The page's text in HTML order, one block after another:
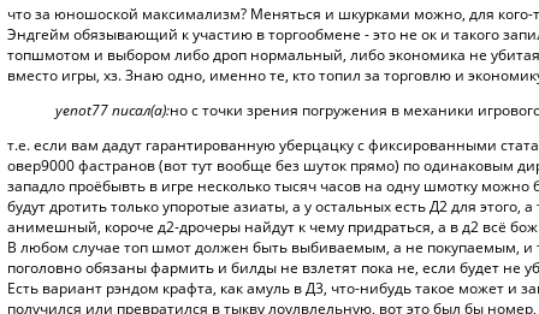
что за юношоской максимализм? Меняться и шкурками можно, для кого-
Эндгейм обязывающий к участию в торгообмене - это не ок и такого
топшмотом и выбором либо дроп нормальный, либо экономика не
вместо игры, хз. Знаю одно, именно те, кто топил за торговлю и
yenot77 писал(а):но с точки зрения погружения в механики
т.е. если вам дадут гарантированную уберцацку с фиксированными
овер9000 фастранов (вот тут вообще без шуток прямо) по одинаковым
западло проёбывть в игре несколько тысяч часов на одну шмотку можно
будут дротить только упоротые азиаты, а у остальных есть Д2 для этого,
анимешный, короче д2-дрочеры найдут к чему придраться, а в д2 всё
В любом случае топ шмот должен быть выбиваемым, а не покупаемым, и
поголовно обязаны фармить и билды не взлетят пока не, если будет не
Есть вариант рэндом крафта, как амуль в Д3, что-нибудь такое может и
получился или превратился в тыкву лоулвлельную, вот это был бы